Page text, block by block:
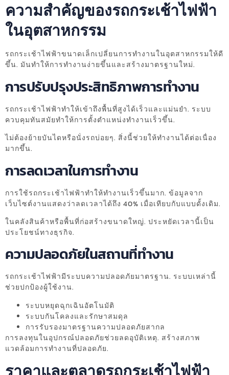
ความสำคัญของรถกระเช้าไฟฟ้า
ในอุตสาหกรรม
รถกระเช้าไฟฟ้าขนาดเล็กเปลี่ยนการทำงานในอุตสาหกรรมให้ดี
ขึ้น. มันทำให้การทำงานง่ายขึ้นและสร้างมาตรฐานใหม่.
การปรับปรุงประสิทธิภาพการทำงาน
รถกระเช้าไฟฟ้าทำให้เข้าถึงพื้นที่สูงได้เร็วและแม่นยำ. ระบบ
ควบคุมทันสมัยทำให้การตั้งตำแหน่งทำงานเร็วขึ้น.
ไม่ต้องย้ายบันไดหรือนั่งรถบ่อยๆ. สิ่งนี้ช่วยให้ทำงานได้ต่อเนื่อง
มากขึ้น.
การลดเวลาในการทำงาน
การใช้รถกระเช้าไฟฟ้าทำให้ทำงานเร็วขึ้นมาก. ข้อมูลจาก
เว็บไซต์งานแสดงว่าลดเวลาได้ถึง 40% เมื่อเทียบกับแบบดั้งเดิม.
ในคลังสินค้าหรือพื้นที่ก่อสร้างขนาดใหญ่. ประหยัดเวลานี้เป็น
ประโยชน์ทางธุรกิจ.
ความปลอดภัยในสถานที่ทำงาน
รถกระเช้าไฟฟ้ามีระบบความปลอดภัยมาตรฐาน. ระบบเหล่านี้
ช่วยปกป้องผู้ใช้งาน.
ระบบหยุดฉุกเฉินอัตโนมัติ
ระบบกันโคลงและรักษาสมดุล
การรับรองมาตรฐานความปลอดภัยสากล
การลงทุนในอุปกรณ์ปลอดภัยช่วยลดอุบัติเหตุ. สร้างสภาพ
แวดล้อมการทำงานที่ปลอดภัย.